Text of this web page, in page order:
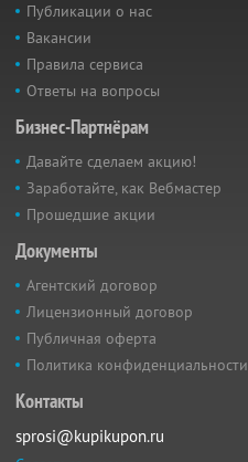
Публикации о нас
Вакансии
Правила сервиса
Ответы на вопросы
Бизнес-Партнёрам
Давайте сделаем акцию!
Заработайте, как Вебмастер
Прошедшие акции
Документы
Агентский договор
Лицензионный договор
Публичная оферта
Политика конфиденциальности
Контакты
sprosi@kupikupon.ru